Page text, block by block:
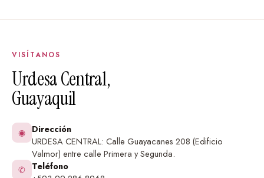
VISÍTANOS
Urdesa Central,
Guayaquil
◉ Dirección
URDESA CENTRAL: Calle Guayacanes 208 (Edificio
Valmor) entre calle Primera y Segunda.
✆
Teléfono